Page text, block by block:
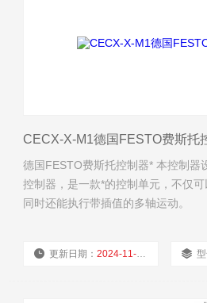
CECX-X-M1德国FESTO费斯托
德国FESTO费斯托控制器* 本控制器
控制器，是一款*的控制单元，不仅可
同时还能执行带插值的多轴运动。
更新日期：2024-11-22